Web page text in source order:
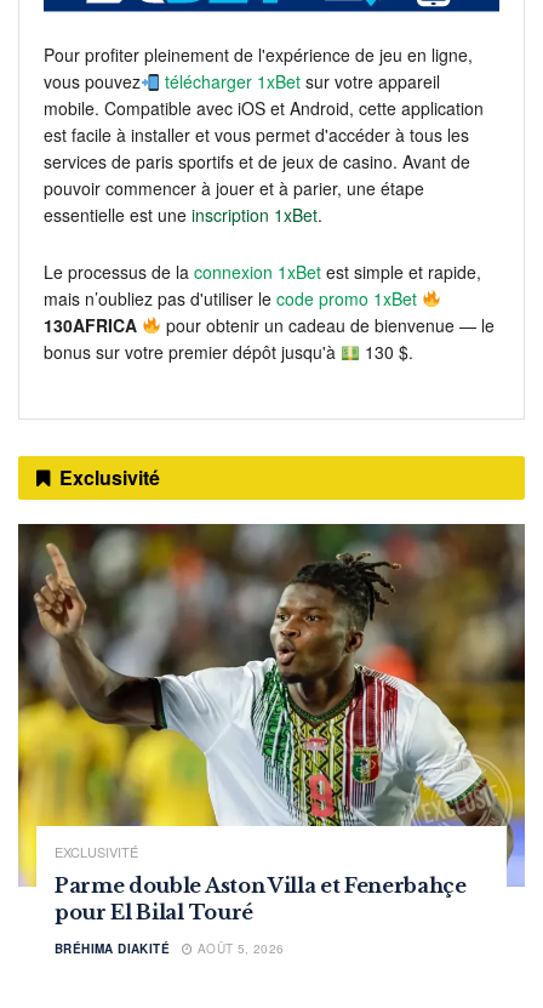
Pour profiter pleinement de l'expérience de jeu en ligne,
vous pouvez
télécharger 1xBet sur votre appareil
mobile. Compatible avec iOS et Android, cette application
est facile à installer et vous permet d'accéder à tous les
services de paris sportifs et de jeux de casino. Avant de
pouvoir commencer à jouer et à parier, une étape
essentielle est une inscription 1xBet.
Le processus de la connexion 1xBet est simple et rapide,
mais n’oubliez pas d'utiliser le code promo 1xBet
130AFRICA
pour obtenir un cadeau de bienvenue — le
bonus sur votre premier dépôt jusqu'à
130 $.
Exclusivité
EXCLUSIVITÉ
Parme double Aston Villa et Fenerbahçe
pour El Bilal Touré
BRÉHIMA DIAKITÉ AOÛT 5, 2026